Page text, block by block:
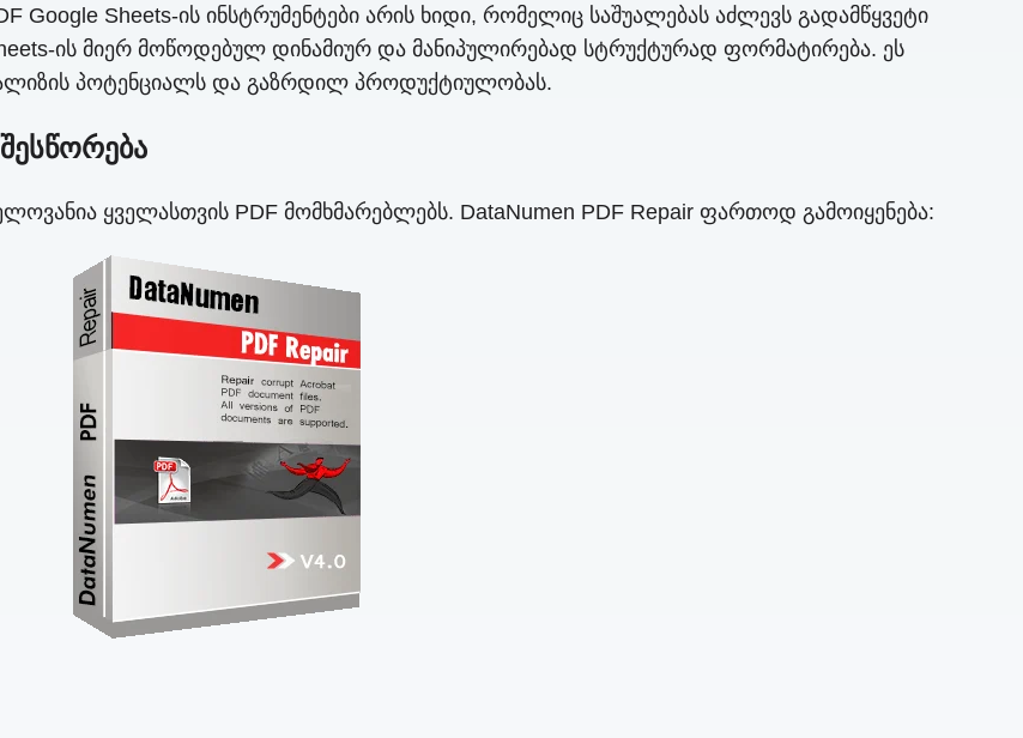
Google Sheets-ის ინსტრუმენტები არის ხიდი, რომელიც საშუალებას აძლევს გადამწყვეტი
ის მიერ მოწოდებულ დინამიურ და მანიპულირებად სტრუქტურად ფორმატირება. ეს
პოტენციალს და გაზრდილ პროდუქტიულობას.
ყველასთვის PDF მომხმარებლებს. DataNumen PDF Repair ფართოდ გამოიყენება: